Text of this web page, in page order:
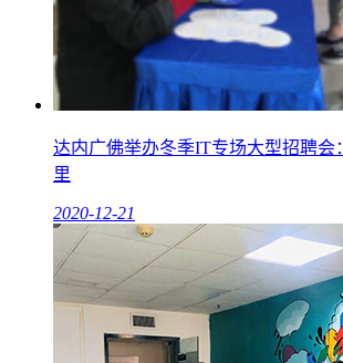
达内广佛举办冬季IT专场大型招聘会
里
2020-12-21